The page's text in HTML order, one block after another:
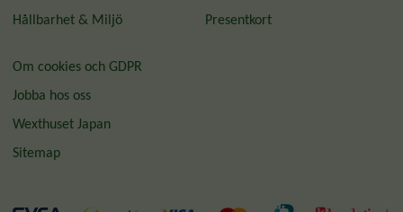
Hållbarhet & Miljö
Presentkort
Om cookies och GDPR
Jobba hos oss
Wexthuset Japan
Sitemap